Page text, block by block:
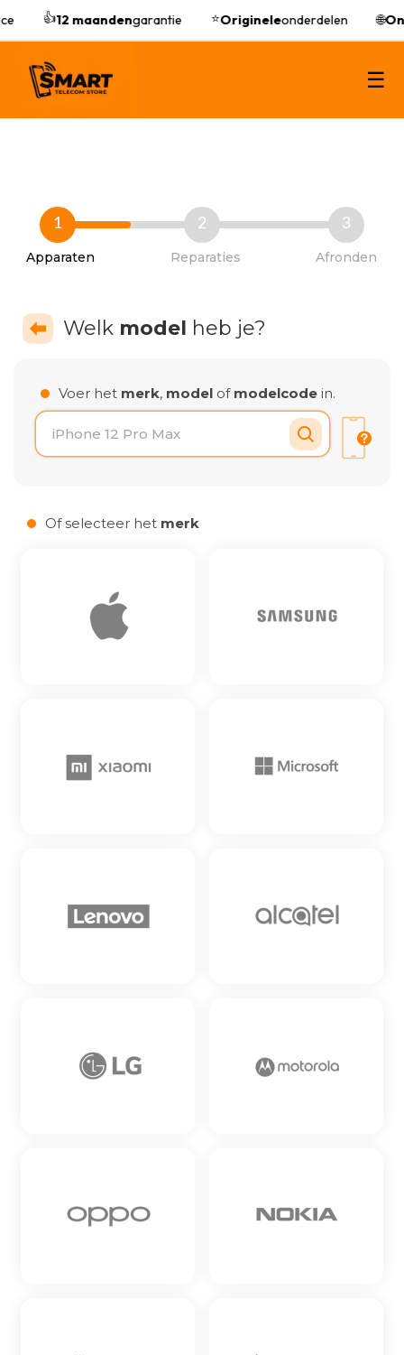
👍12 maandengarantie ⭐Origineleonderdelen 🌐
☰
1
Apparaten
2
Reparaties
3
Afronden
Welk model heb je?
Voer het merk, model of modelcode in.
Of selecteer het merk